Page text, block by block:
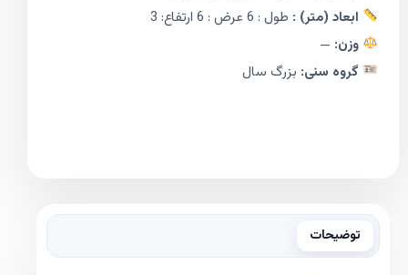
ابعاد (متر) : طول : 6 عرض : 6 ارتفاع: 3
وزن: —
گروه سنی: بزرگ سال
توضیحات